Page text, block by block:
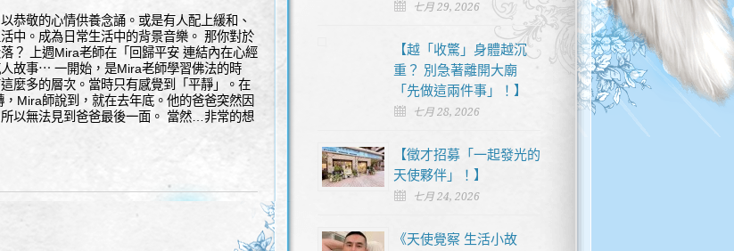
恭敬的心情供養念誦。或是有人配上緩和、
中。成為日常生活中的背景音樂。 那你對於
？ 上週Mira老師在「回歸平安 連結內在心經
故事⋯ 一開始，是Mira老師學習佛法的時
麼多的層次。當時只有感覺到「平靜」。在
Mira師說到，就在去年底。他的爸爸突然因
以無法見到爸爸最後一面。 當然…非常的想
七月 29, 2026
【越「收驚」身體越沉
重？ 別急著離開大廟
「先做這兩件事」！】
七月 28, 2026
【徵才招募「一起發光的
天使夥伴」！】
七月 24, 2026
《天使覺察 生活小故